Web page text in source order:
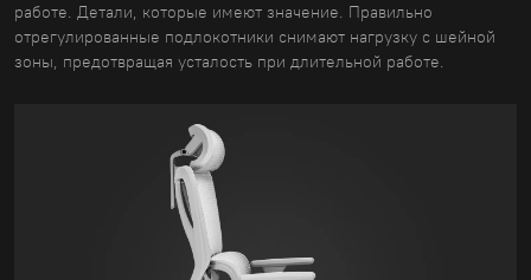
работе. Детали, которые имеют значение. Правильно
отрегулированные подлокотники снимают нагрузку с шейной
зоны, предотвращая усталость при длительной работе.